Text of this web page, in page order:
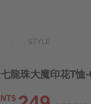
STYLE
七龍珠大魔印花T恤-
NT$